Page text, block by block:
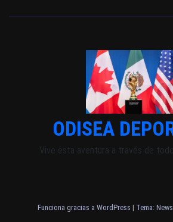
ODISEA
Vive esta aventura a través de
Funciona gracias a WordPress | Tema: